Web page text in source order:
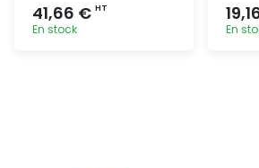
41,66 € HT
En stock En